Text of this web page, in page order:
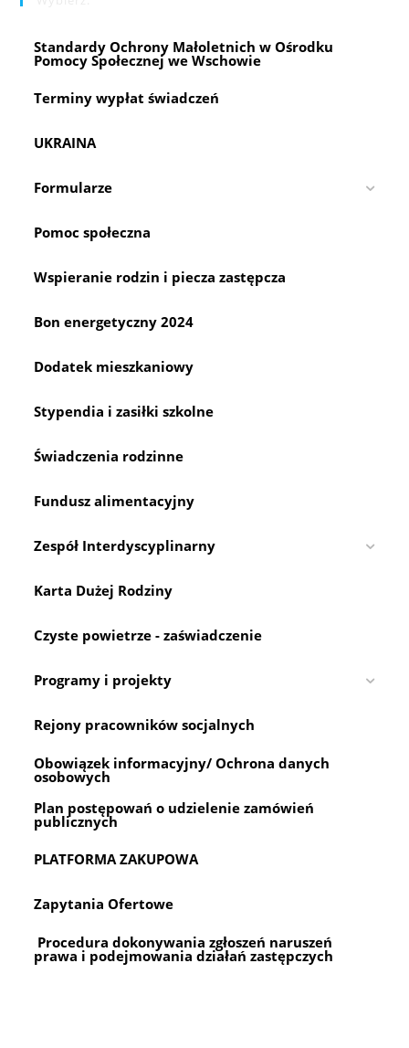
Standardy Ochrony Małoletnich w Ośrodku
Pomocy Społecznej we Wschowie
Terminy wypłat świadczeń
UKRAINA
Formularze
Pomoc społeczna
Wspieranie rodzin i piecza zastępcza
Bon energetyczny 2024
Dodatek mieszkaniowy
Stypendia i zasiłki szkolne
Świadczenia rodzinne
Fundusz alimentacyjny
Zespół Interdyscyplinarny
Karta Dużej Rodziny
Czyste powietrze - zaświadczenie
Programy i projekty
Rejony pracowników socjalnych
Obowiązek informacyjny/ Ochrona danych
osobowych
Plan postępowań o udzielenie zamówień
publicznych
PLATFORMA ZAKUPOWA
Zapytania Ofertowe
Procedura dokonywania zgłoszeń naruszeń
prawa i podejmowania działań zastępczych